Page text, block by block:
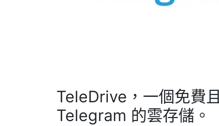
TeleDrive，一個免費
Telegram 的雲存儲。